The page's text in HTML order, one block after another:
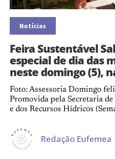
Notícias
Feira Sustentável
especial de dia das
neste domingo (5),
Foto: Assessoria Domingo
Promovida pela Secretaria
e dos Recursos Hídricos
Redação Eufemea